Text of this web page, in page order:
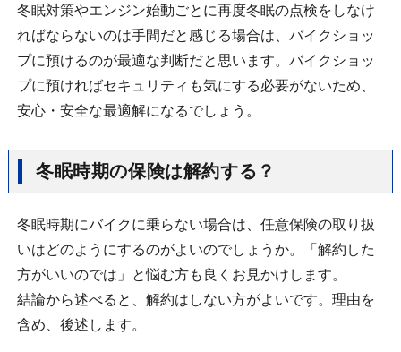
冬眠対策やエンジン始動ごとに再度冬眠の点検をしなけ
ればならないのは手間だと感じる場合は、バイクショッ
プに預けるのが最適な判断だと思います。バイクショッ
プに預ければセキュリティも気にする必要がないため、
安心・安全な最適解になるでしょう。
冬眠時期の保険は解約する？
冬眠時期にバイクに乗らない場合は、任意保険の取り扱
いはどのようにするのがよいのでしょうか。「解約した
方がいいのでは」と悩む方も良くお見かけします。
結論から述べると、解約はしない方がよいです。理由を
含め、後述します。